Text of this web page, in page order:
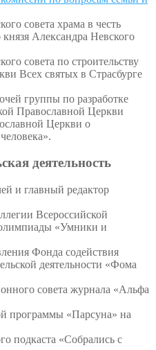
совета храма в честь
князя Александра Невского
совета по строительству
Всех святых в Страсбурге
группы по разработке
Православной Церкви
Церкви о
деятельность
и главный редактор
Всероссийской
«Умники и
Фонда содействия
деятельности «Фома
совета журнала «Альфа
программы «Парсуна» на
подкаста «Собрались с